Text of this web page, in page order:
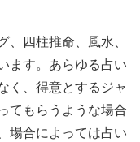
、四柱推命、風水、
ます。あらゆる占い
く、得意とするジャ
てもらうような場合
場合によっては占い